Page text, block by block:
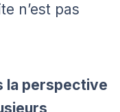
n’est pas
la perspective